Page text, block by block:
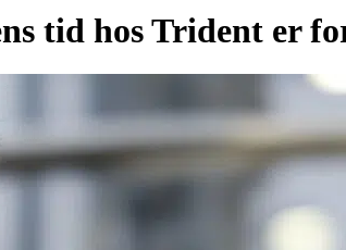
tid hos Trident er